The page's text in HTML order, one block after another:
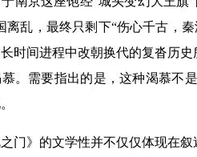
离乱，最终只剩下“伤心千古，
时间进程中改朝换代的复沓历
。需要指出的是，这种渴慕不
门》的文学性并不仅仅体现在